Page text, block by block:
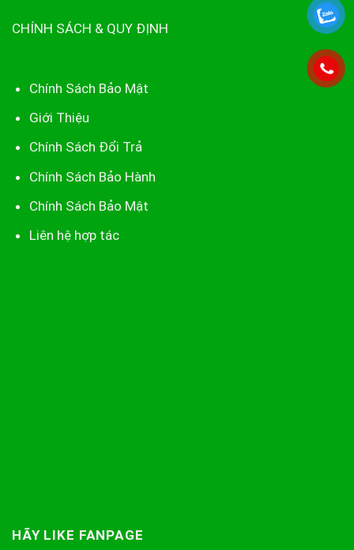
CHÍNH SÁCH & QUY ĐỊNH
Chính Sách Bảo Mật
Giới Thiệu
Chính Sách Đổi Trả
Chính Sách Bảo Hành
Chính Sách Bảo Mật
Liên hệ hợp tác
HÃY LIKE FANPAGE